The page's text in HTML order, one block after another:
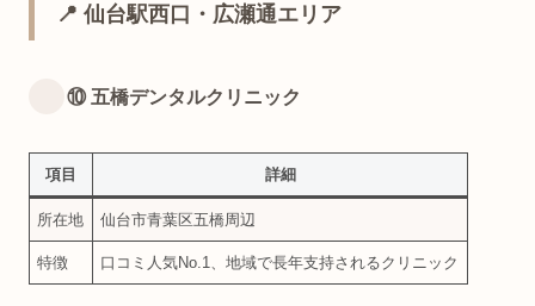
📍 仙台駅西口・広瀬通エリア
⑩ 五橋デンタルクリニック
項目 詳細
所在地 仙台市青葉区五橋周辺
特徴 口コミ人気No.1、地域で長年支持されるクリニック